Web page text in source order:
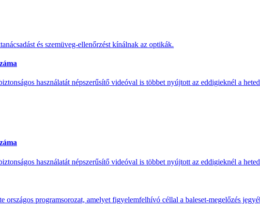
és szemüveg-ellenőrzést kínálnak az optikák.
használatát népszerűsítő videóval is többet nyújtott az eddigieknél a
használatát népszerűsítő videóval is többet nyújtott az eddigieknél a
programsorozat, amelyet figyelemfelhívó céllal a baleset-megelőzés